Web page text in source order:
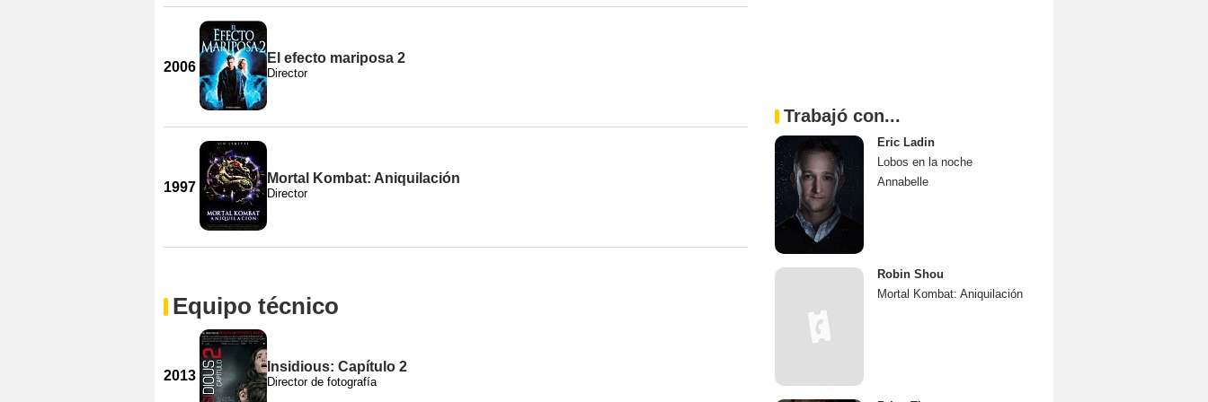
2006
El efecto mariposa 2
Director
1997
Mortal Kombat: Aniquilación
Director
Equipo técnico
2013
Insidious: Capítulo 2
Director de fotografía
Trabajó con...
Eric Ladin
Lobos en la noche
Annabelle
Robin Shou
Mortal Kombat: Aniquilación